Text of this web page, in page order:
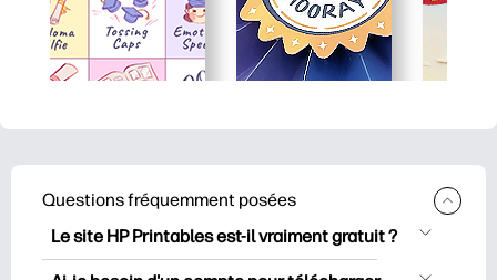
Questions fréquemment posées
Le site HP Printables est-il vraiment gratuit ?
HP Printables propose plus de 2500